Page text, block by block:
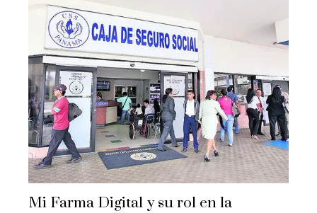
Mi Farma Digital y su rol en la